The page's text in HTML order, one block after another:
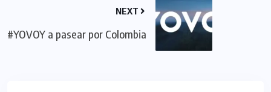
NEXT
#YOVOY a pasear por Colombia